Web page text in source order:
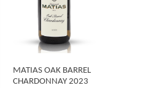
MATIAS OAK BARREL
CHARDONNAY 2023